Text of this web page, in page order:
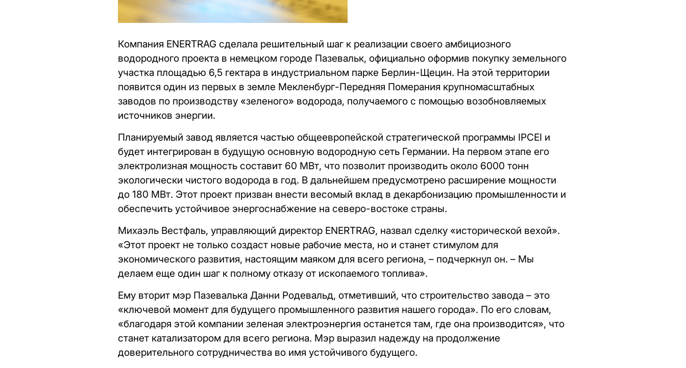
Компания ENERTRAG сделала решительный шаг к реализации своего амбициозного
водородного проекта в немецком городе Пазевальк, официально оформив покупку земельного
участка площадью 6,5 гектара в индустриальном парке Берлин-Щецин. На этой территории
появится один из первых в земле Мекленбург-Передняя Померания крупномасштабных
заводов по производству «зеленого» водорода, получаемого с помощью возобновляемых
источников энергии.
Планируемый завод является частью общеевропейской стратегической программы IPCEI и
будет интегрирован в будущую основную водородную сеть Германии. На первом этапе его
электролизная мощность составит 60 МВт, что позволит производить около 6000 тонн
экологически чистого водорода в год. В дальнейшем предусмотрено расширение мощности
до 180 МВт. Этот проект призван внести весомый вклад в декарбонизацию промышленности и
обеспечить устойчивое энергоснабжение на северо-востоке страны.
Михаэль Вестфаль, управляющий директор ENERTRAG, назвал сделку «исторической вехой».
«Этот проект не только создаст новые рабочие места, но и станет стимулом для
экономического развития, настоящим маяком для всего региона, – подчеркнул он. – Мы
делаем еще один шаг к полному отказу от ископаемого топлива».
Ему вторит мэр Пазевалька Данни Родевальд, отметивший, что строительство завода – это
«ключевой момент для будущего промышленного развития нашего города». По его словам,
«благодаря этой компании зеленая электроэнергия останется там, где она производится», что
станет катализатором для всего региона. Мэр выразил надежду на продолжение
доверительного сотрудничества во имя устойчивого будущего.